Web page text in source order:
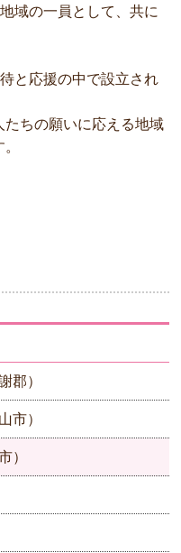
域の一員として、共に
と応援の中で設立され
ちの願いに応える地域
郡）
市）
）